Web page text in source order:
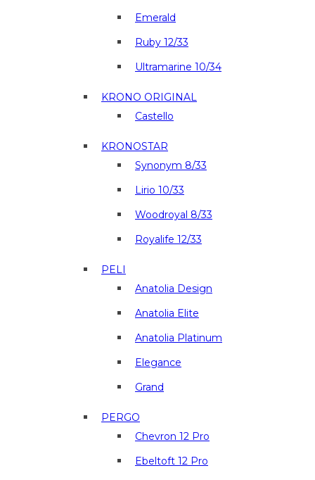
Emerald
Ruby 12/33
Ultramarine 10/34
KRONO ORIGINAL
Castello
KRONOSTAR
Synonym 8/33
Lirio 10/33
Woodroyal 8/33
Royalife 12/33
PELI
Anatolia Design
Anatolia Elite
Anatolia Platinum
Elegance
Grand
PERGO
Chevron 12 Pro
Ebeltoft 12 Pro